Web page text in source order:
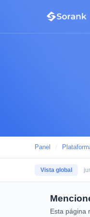
Panel /
Vista global
Esta página